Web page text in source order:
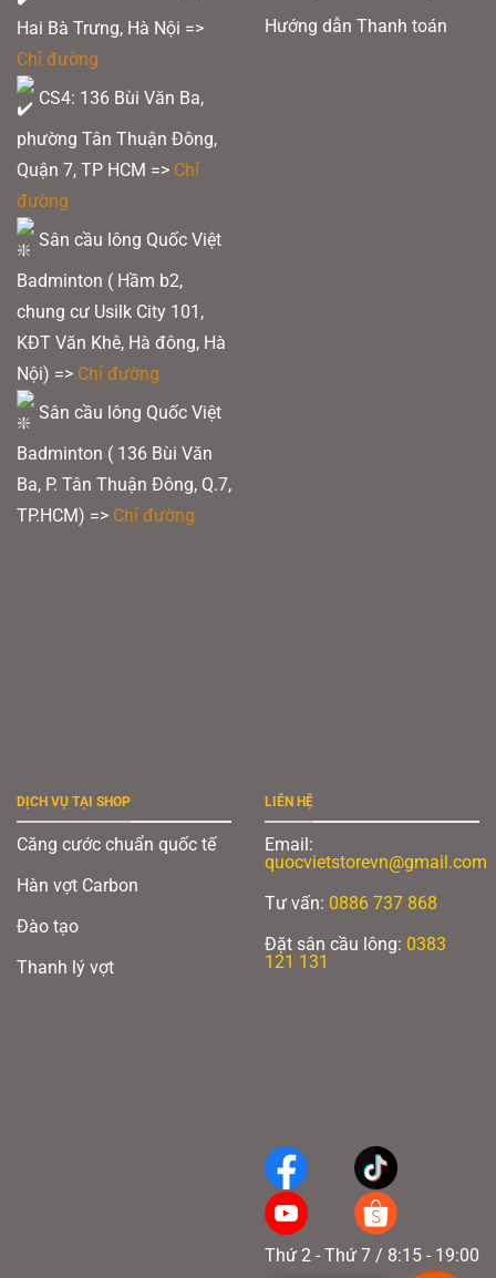
Hai Bà Trưng, Hà Nội =>
Chỉ đường
CS4: 136 Bùi Văn Ba,
phường Tân Thuận Đông,
Quận 7, TP HCM => Chỉ
đường
Sân cầu lông Quốc Việt
Badminton ( Hầm b2,
chung cư Usilk City 101,
KĐT Văn Khê, Hà đông, Hà
Nội) => Chỉ đường
Sân cầu lông Quốc Việt
Badminton ( 136 Bùi Văn
Ba, P. Tân Thuận Đông, Q.7,
TP.HCM) => Chỉ đường
Hướng dẫn Thanh toán
DỊCH VỤ TẠI SHOP
Căng cước chuẩn quốc tế
Hàn vợt Carbon
Đào tạo
Thanh lý vợt
LIÊN HỆ
Email:
quocvietstorevn@gmail.com
Tư vấn: 0886 737 868
Đặt sân cầu lông: 0383
121 131
Thứ 2 - Thứ 7 / 8:15 - 19:00